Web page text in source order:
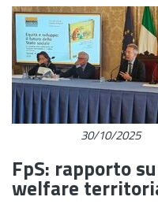
30/10/2025
FpS: rapporto
welfare